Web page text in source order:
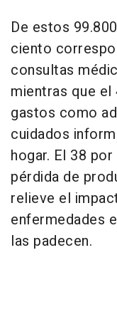
De estos
ciento
consultas
mientras que
gastos como
cuidados
hogar. El 38
pérdida de
relieve el
enfermedades
las padecen.